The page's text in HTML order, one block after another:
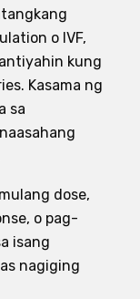
o IVF,
kung
Kasama ng
sa
dose,
o pag-
isang
nagiging